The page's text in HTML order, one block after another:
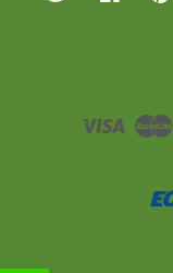
Visa